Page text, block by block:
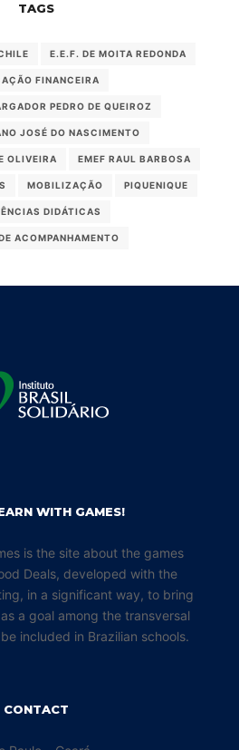
TAGS
E.E.F. DE MOITA REDONDA
FINANCEIRA
PEDRO DE QUEIROZ
JOSÉ DO NASCIMENTO
OLIVEIRA EMEF RAUL BARBOSA
MOBILIZAÇÃO PIQUENIQUE
DIDÁTICAS
ACOMPANHAMENTO
WITH GAMES!
is the site about the games
Deals, developed with the
in a significant way, to bring
a goal among the transversal
included in Brazilian schools.
CONTACT